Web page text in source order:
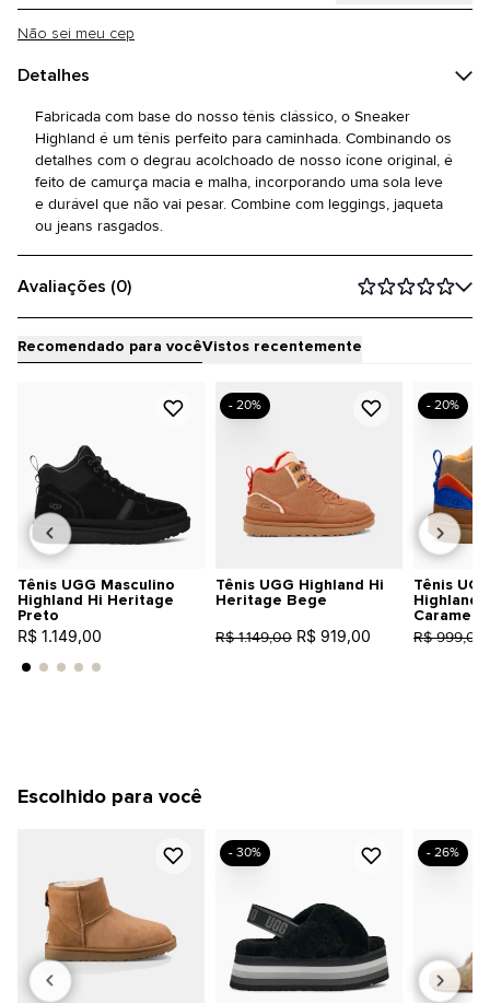
Não sei meu cep
Detalhes
Fabricada com base do nosso tênis clássico, o Sneaker
Highland é um tênis perfeito para caminhada. Combinando os
detalhes com o degrau acolchoado de nosso ícone original, é
feito de camurça macia e malha, incorporando uma sola leve
e durável que não vai pesar. Combine com leggings, jaqueta
ou jeans rasgados.
Avaliações (0)
Recomendado para vocêVistos recentemente
Tênis UGG Masculino
Highland Hi Heritage
Preto
R$ 1.149,00
Tênis UGG Highland Hi
Heritage Bege
R$ 1.149,00 R$ 919,00
- 20%
Tênis
Highland
Caramelo
R$ 999,00
- 20%
Escolhido para você
- 30% - 26%